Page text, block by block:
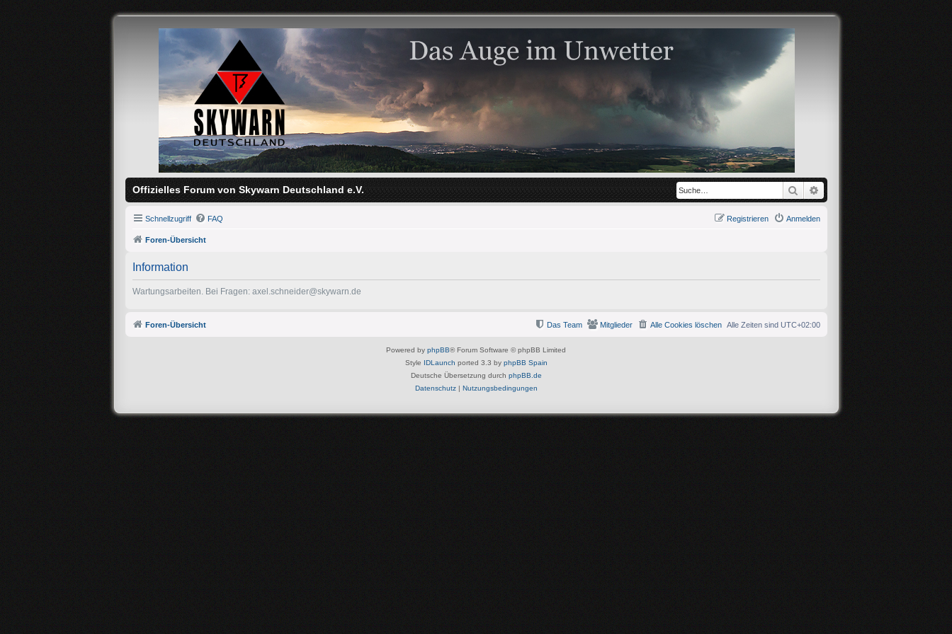
Offizielles Forum von Skywarn Deutschland e.V. Suche
Schnellzugriff FAQ Anmelden
Registrieren
Foren-Übersicht
Information
Wartungsarbeiten. Bei Fragen: axel.schneider@skywarn.de
Foren-Übersicht Alle Zeiten sind UTC+02:00
Alle Cookies löschen
Mitglieder
Das Team
Powered by phpBB® Forum Software © phpBB Limited
Style IDLaunch ported 3.3 by phpBB Spain
Deutsche Übersetzung durch phpBB.de
Datenschutz| Nutzungsbedingungen